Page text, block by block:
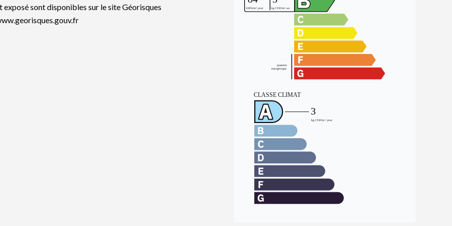
exposé sont disponibles sur le site Géorisques